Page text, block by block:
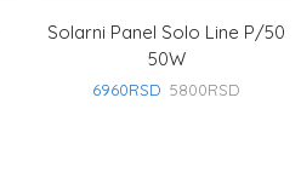
Solarni Panel Solo Line P/50
50W
6960RSD 5800RSD